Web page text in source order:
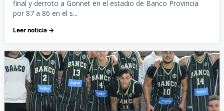
final y derroto a Gonnet en el estadio de Banco Provincia
por 87 a 86 en el s...
Leer noticia →